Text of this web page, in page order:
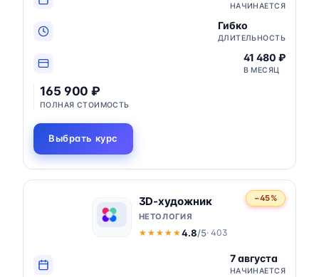
НАЧИНАЕТСЯ
Гибко
ДЛИТЕЛЬНОСТЬ
41 480 ₽
В МЕСЯЦ
165 900 ₽
ПОЛНАЯ СТОИМОСТЬ
Выбрать курс
−45%
3D-художник
НЕТОЛОГИЯ
★★★★★
★★★★★ 4.8/5· 403
7 августа
НАЧИНАЕТСЯ